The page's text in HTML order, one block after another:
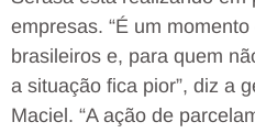
empresas. “É um
brasileiros e, para quem
a situação fica pior”, diz a
Maciel. “A ação de